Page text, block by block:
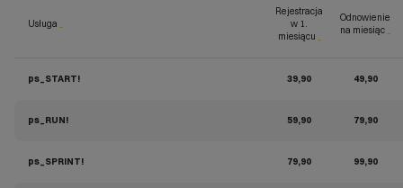
Usługa
Rejestracja
w 1.
miesiącu
Odnowienie
na miesiąc
ps_START! 39,90 49,90
ps_RUN! 59,90 79,90
ps_SPRINT! 79,90 99,90